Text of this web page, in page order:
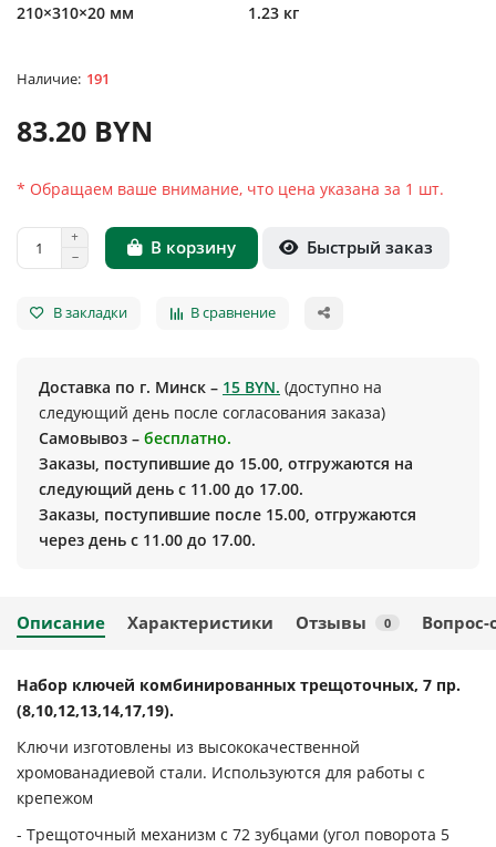
210×310×20 мм 1.23 кг
191
83.20 BYN
* Обращаем ваше внимание, что цена указана за 1 шт.
В корзину Быстрый заказ
В закладки В сравнение
Доставка по г. Минск – 15 BYN. (доступно на
следующий день после согласования заказа)
Самовывоз – бесплатно.
Заказы, поступившие до 15.00, отгружаются на
следующий день с 11.00 до 17.00.
Заказы, поступившие после 15.00, отгружаются
через день с 11.00 до 17.00.
Описание Характеристики Отзывы 0 Вопрос-
Набор ключей комбинированных трещоточных, 7 пр.
(8,10,12,13,14,17,19).
Ключи изготовлены из высококачественной
хромованадиевой стали. Используются для работы с
крепежом
- Трещоточный механизм с 72 зубцами (угол поворота 5